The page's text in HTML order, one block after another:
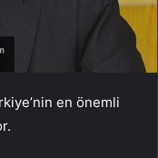
en önemli